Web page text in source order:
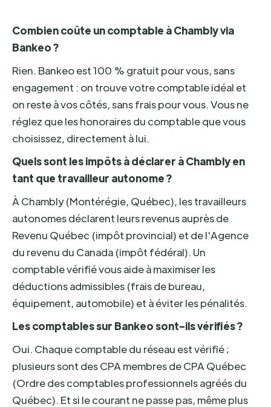
Combien coûte un comptable à Chambly via
Bankeo ?
Rien. Bankeo est 100 % gratuit pour vous, sans
engagement : on trouve votre comptable idéal et
on reste à vos côtés, sans frais pour vous. Vous ne
réglez que les honoraires du comptable que vous
choisissez, directement à lui.
Quels sont les impôts à déclarer à Chambly en
tant que travailleur autonome ?
À Chambly (Montérégie, Québec), les travailleurs
autonomes déclarent leurs revenus auprès de
Revenu Québec (impôt provincial) et de l'Agence
du revenu du Canada (impôt fédéral). Un
comptable vérifié vous aide à maximiser les
déductions admissibles (frais de bureau,
équipement, automobile) et à éviter les pénalités.
Les comptables sur Bankeo sont-ils vérifiés ?
Oui. Chaque comptable du réseau est vérifié ;
plusieurs sont des CPA membres de CPA Québec
(Ordre des comptables professionnels agréés du
Québec). Et si le courant ne passe pas, même plus